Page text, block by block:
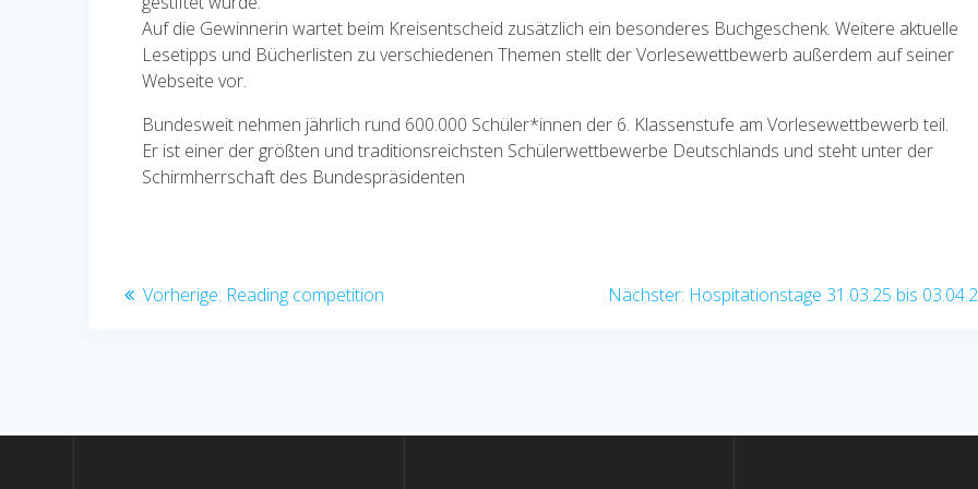
Auf die Gewinnerin wartet beim Kreisentscheid zusätzlich ein besonderes Buchgeschenk. Weitere aktuelle
Lesetipps und Bücherlisten zu verschiedenen Themen stellt der Vorlesewettbewerb außerdem auf seiner
Webseite vor.
Bundesweit nehmen jährlich rund 600.000 Schüler*innen der 6. Klassenstufe am Vorlesewettbewerb teil.
Er ist einer der größten und traditionsreichsten Schülerwettbewerbe Deutschlands und steht unter der
Schirmherrschaft des Bundespräsidenten
Beitragsnavigation
Vorherige: Vorheriger
Reading competition Nächster: Nächster
Hospitationstage 31.03.25 bis